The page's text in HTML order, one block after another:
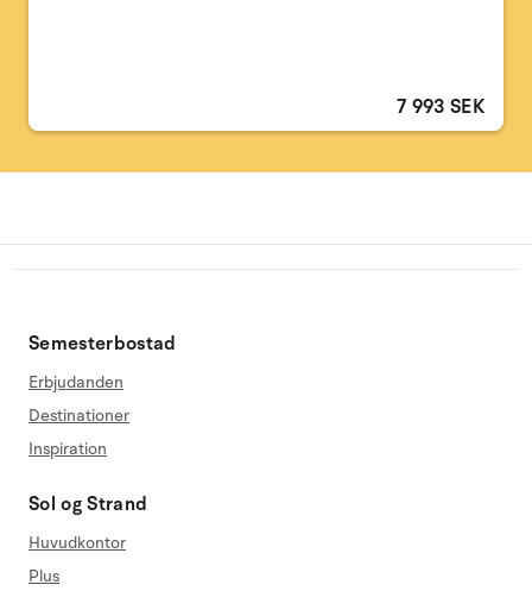
7 993 SEK
Semesterbostad
Erbjudanden
Destinationer
Inspiration
Sol og Strand
Huvudkontor
Plus